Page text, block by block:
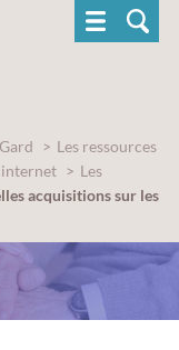
Les ressources
Les
acquisitions sur les